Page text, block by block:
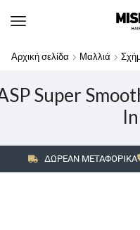
Αρχική σελίδα Μαλλιά
Super
ΔΩΡΕΑΝ ΜΕΤΑΦΟΡΙΚΑ